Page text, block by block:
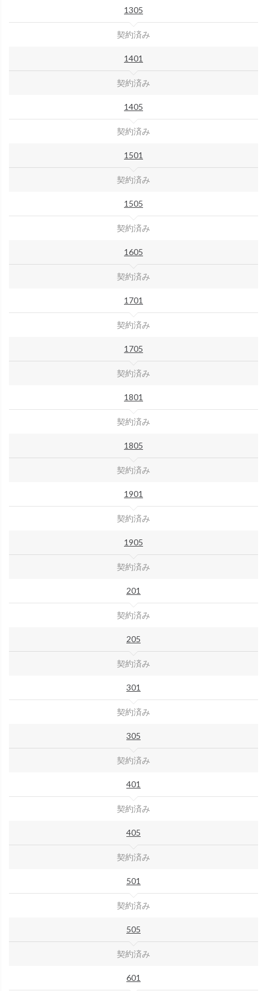
1305
契約済み
1401
契約済み
1405
契約済み
1501
契約済み
1505
契約済み
1605
契約済み
1701
契約済み
1705
契約済み
1801
契約済み
1805
契約済み
1901
契約済み
1905
契約済み
201
契約済み
205
契約済み
301
契約済み
305
契約済み
401
契約済み
405
契約済み
501
契約済み
505
契約済み
601